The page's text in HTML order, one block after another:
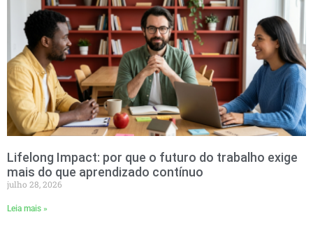
Lifelong Impact: por que o futuro do trabalho exige
mais do que aprendizado contínuo
julho 28, 2026
Leia mais »